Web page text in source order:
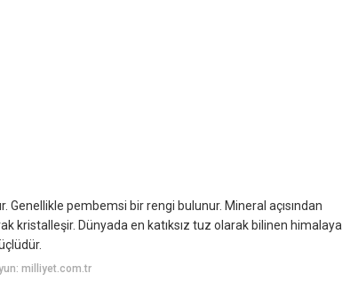
Genellikle pembemsi bir rengi bulunur. Mineral açısından
kristalleşir. Dünyada en katıksız tuz olarak bilinen himalaya
milliyet.com.tr